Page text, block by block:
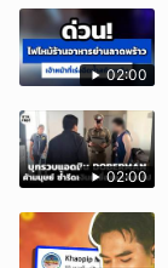
02:00
02:00